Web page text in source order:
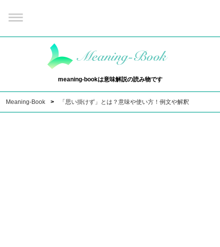
meaning-bookは意味解説の読み物です
Meaning-Book 「思い掛けず」とは？意味や使い方！例文や解釈